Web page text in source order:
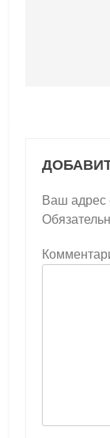
Ваш адрес